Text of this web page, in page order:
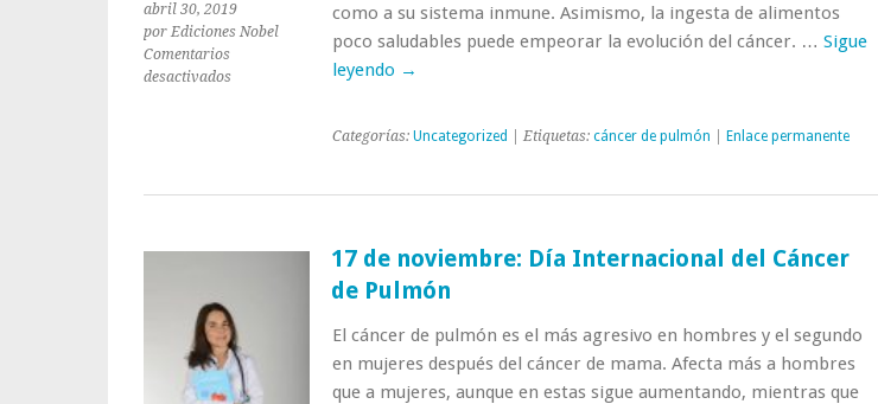
abril 30, 2019
por Ediciones Nobel
Comentarios
desactivadosen
pulmón
como a su sistema inmune. Asimismo, la ingesta de alimentos
poco saludables puede empeorar la evolución del cáncer. … Sigue
leyendo →
Categorías: Uncategorized | Etiquetas: cáncer de pulmón Enlace permanente
17 de noviembre: Día Internacional del Cáncer
de Pulmón
El cáncer de pulmón es el más agresivo en hombres y el segundo
en mujeres después del cáncer de mama. Afecta más a hombres
que a mujeres, aunque en estas sigue aumentando, mientras que